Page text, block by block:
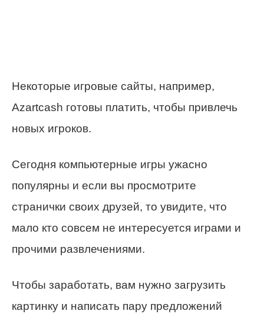
Некоторые игровые сайты, например,
Azartcash готовы платить, чтобы привлечь
новых игроков.
Сегодня компьютерные игры ужасно
популярны и если вы просмотрите
странички своих друзей, то увидите, что
мало кто совсем не интересуется играми и
прочими развлечениями.
Чтобы заработать, вам нужно загрузить
картинку и написать пару предложений